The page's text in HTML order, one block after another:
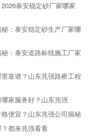
泰安稳定砂厂家哪家
：泰安稳定砂生产厂家哪
：泰安道路标线施工厂家
靠谱？山东兆强路桥工程
家服务好？山东兆强
便宜？山东兆强公司揭秘
都来兆强看看